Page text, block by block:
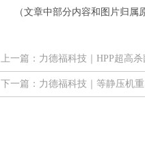
（文章中部分内容和图片归属
上一篇：力德福科技｜HPP超高
下一篇：力德福科技｜等静压机